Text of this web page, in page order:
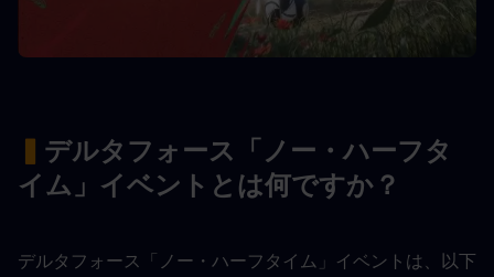
▍ デルタフォース「ノー・ハーフタ
イム」イベントとは何ですか？
デルタフォース「ノー・ハーフタイム」イベントは、以下